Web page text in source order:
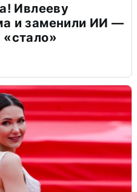
Ивлееву
и заменили ИИ —